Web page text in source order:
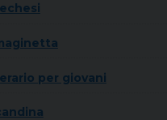
per giovani